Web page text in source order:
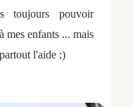
toujours pouvoir
mes enfants ... mais
l'aide ;)